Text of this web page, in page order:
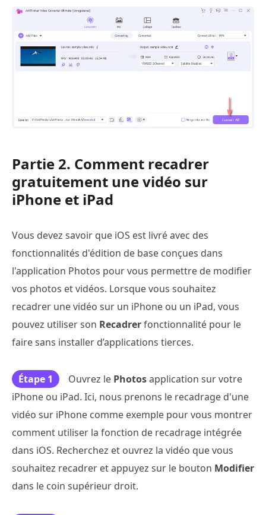
Partie 2. Comment recadrer
gratuitement une vidéo sur
iPhone et iPad
Vous devez savoir que iOS est livré avec des
fonctionnalités d'édition de base conçues dans
l'application Photos pour vous permettre de modifier
vos photos et vidéos. Lorsque vous souhaitez
recadrer une vidéo sur un iPhone ou un iPad, vous
pouvez utiliser son Recadrerfonctionnalité pour le
faire sans installer d’applications tierces.
Étape 1 Ouvrez le Photosapplication sur votre
iPhone ou iPad. Ici, nous prenons le recadrage d'une
vidéo sur iPhone comme exemple pour vous montrer
comment utiliser la fonction de recadrage intégrée
dans iOS. Recherchez et ouvrez la vidéo que vous
souhaitez recadrer et appuyez sur le bouton Modifier
dans le coin supérieur droit.